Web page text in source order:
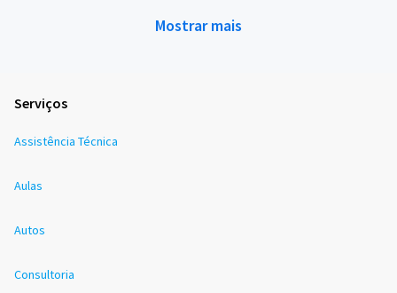
Mostrar mais
Serviços
Assistência Técnica
Aulas
Autos
Consultoria